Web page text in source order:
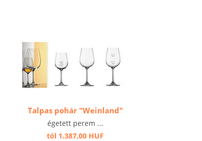
Talpas pohár "Weinland"
égetett perem ...
tól 1.387,00 HUF